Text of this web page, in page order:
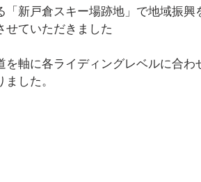
新戸倉スキー場跡地」で地域振興
せていただきました
軸に各ライディングレベルに合わ
した。